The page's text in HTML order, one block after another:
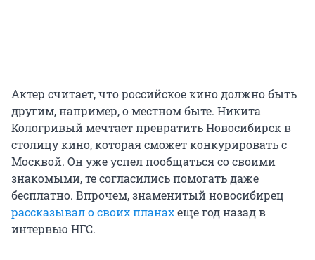
Актер считает, что российское кино должно быть
другим, например, о местном быте. Никита
Кологривый мечтаетпревратить Новосибирск в
столицу кино, которая сможет конкурировать с
Москвой. Он уже успел пообщаться со своими
знакомыми, те согласились помогать даже
бесплатно. Впрочем, знаменитый новосибирец
рассказывал о своих планахеще год назад в
интервью НГС.